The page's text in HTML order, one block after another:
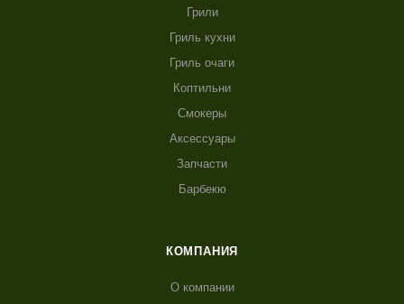
Грили
Гриль кухни
Гриль очаги
Коптильни
Смокеры
Аксессуары
Запчасти
Барбекю
КОМПАНИЯ
О компании